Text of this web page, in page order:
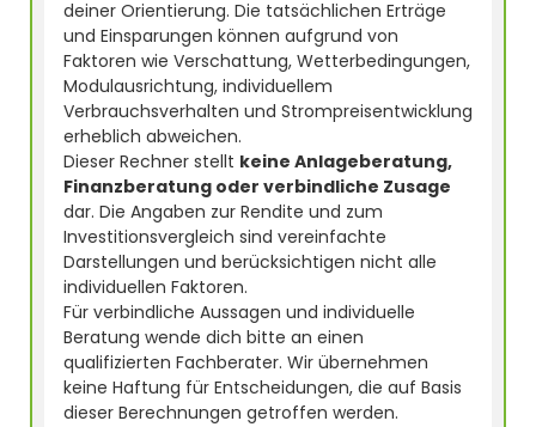
deiner Orientierung. Die tatsächlichen Erträge
und Einsparungen können aufgrund von
Faktoren wie Verschattung, Wetterbedingungen,
Modulausrichtung, individuellem
Verbrauchsverhalten und Strompreisentwicklung
erheblich abweichen.
Dieser Rechner stellt keine Anlageberatung,
Finanzberatung oder verbindliche Zusage
dar. Die Angaben zur Rendite und zum
Investitionsvergleich sind vereinfachte
Darstellungen und berücksichtigen nicht alle
individuellen Faktoren.
Für verbindliche Aussagen und individuelle
Beratung wende dich bitte an einen
qualifizierten Fachberater. Wir übernehmen
keine Haftung für Entscheidungen, die auf Basis
dieser Berechnungen getroffen werden.